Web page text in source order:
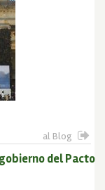
al Blog
del Pacto